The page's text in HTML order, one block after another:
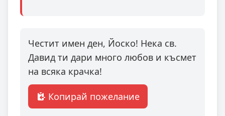
Честит имен ден, Йоско! Нека св.
Давид ти дари много любов и късмет
на всяка крачка!
Копирай пожелание